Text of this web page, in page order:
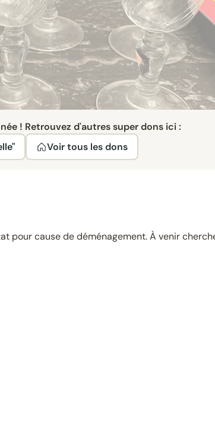
! Retrouvez d'autres super dons ici :
Voir tous les dons
pour cause de déménagement. À venir